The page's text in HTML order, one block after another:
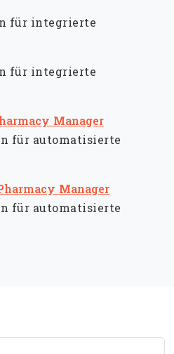
für integrierte
für integrierte
Manager
für automatisierte
Manager
für automatisierte